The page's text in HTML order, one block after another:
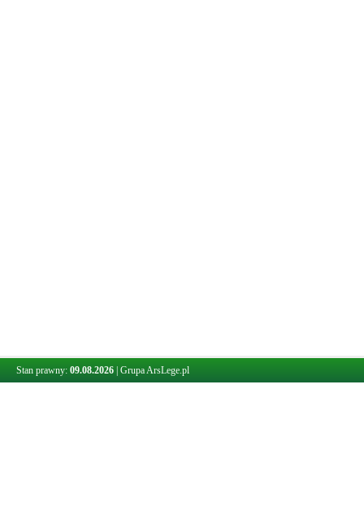
Stan prawny: 09.08.2026 Grupa ArsLege.pl